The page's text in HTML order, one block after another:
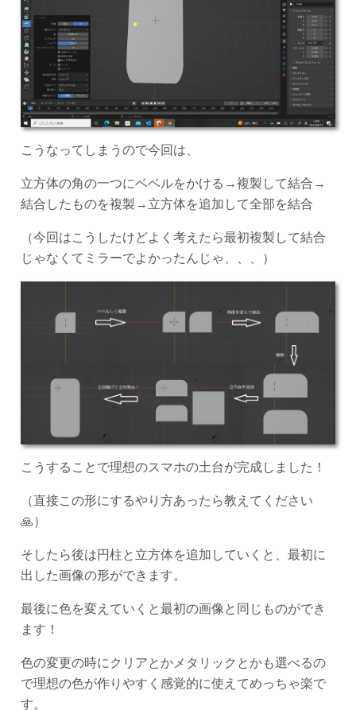
こうなってしまうので今回は、
立方体の角の一つにベベルをかける→複製して結合→
結合したものを複製→立方体を追加して全部を結合
（今回はこうしたけどよく考えたら最初複製して結合
じゃなくてミラーでよかったんじゃ、、、）
こうすることで理想のスマホの土台が完成しました！
（直接この形にするやり方あったら教えてください
🙏）
そしたら後は円柱と立方体を追加していくと、最初に
出した画像の形ができます。
最後に色を変えていくと最初の画像と同じものができ
ます！
色の変更の時にクリアとかメタリックとかも選べるの
で理想の色が作りやすく感覚的に使えてめっちゃ楽で
す。